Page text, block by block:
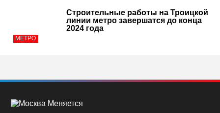
МЕТРО
Строительные работы на Троицкой
линии метро завершатся до конца
2024 года